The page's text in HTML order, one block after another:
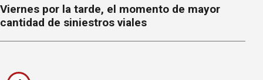
Viernes por la tarde, el momento de mayor
cantidad de siniestros viales